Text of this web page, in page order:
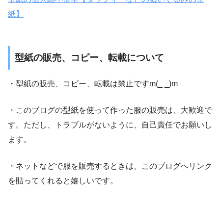
紙】
型紙の販売、コピー、転載について
・型紙の販売、コピー、転載は禁止ですm(_ _)m
・このブログの型紙を使って作った服の販売は、大歓迎で
す。ただし、トラブルがないように、自己責任でお願いし
ます。
・ネットなどで服を販売するときは、このブログへリンク
を貼ってくれると嬉しいです。